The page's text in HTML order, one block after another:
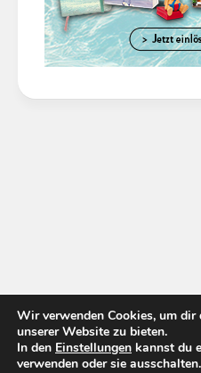
Wir verwenden Cookies, um
unserer Website zu bieten.
In den Einstellungen kannst du
verwenden oder sie ausschalten.